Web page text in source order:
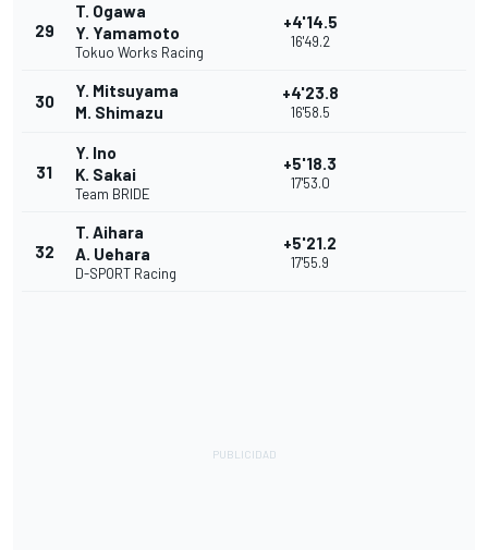
29
T. Ogawa
Y. Yamamoto
Tokuo Works Racing
+4'14.5
16'49.2
30
Y. Mitsuyama
M. Shimazu
+4'23.8
16'58.5
31
Y. Ino
K. Sakai
Team BRIDE
+5'18.3
17'53.0
32
T. Aihara
A. Uehara
D-SPORT Racing
+5'21.2
17'55.9